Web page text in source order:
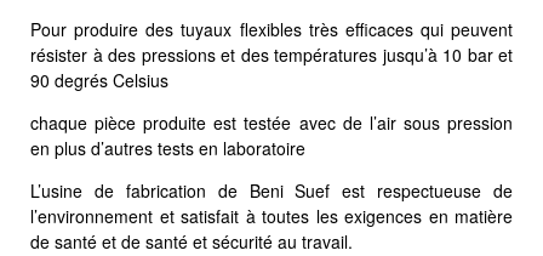
Pour produire des tuyaux flexibles très efficaces qui peuvent
résister à des pressions et des températures jusqu’à 10 bar et
90 degrés Celsius
chaque pièce produite est testée avec de l’air sous pression
en plus d’autres tests en laboratoire
L’usine de fabrication de Beni Suef est respectueuse de
l’environnement et satisfait à toutes les exigences en matière
de santé et de santé et sécurité au travail.